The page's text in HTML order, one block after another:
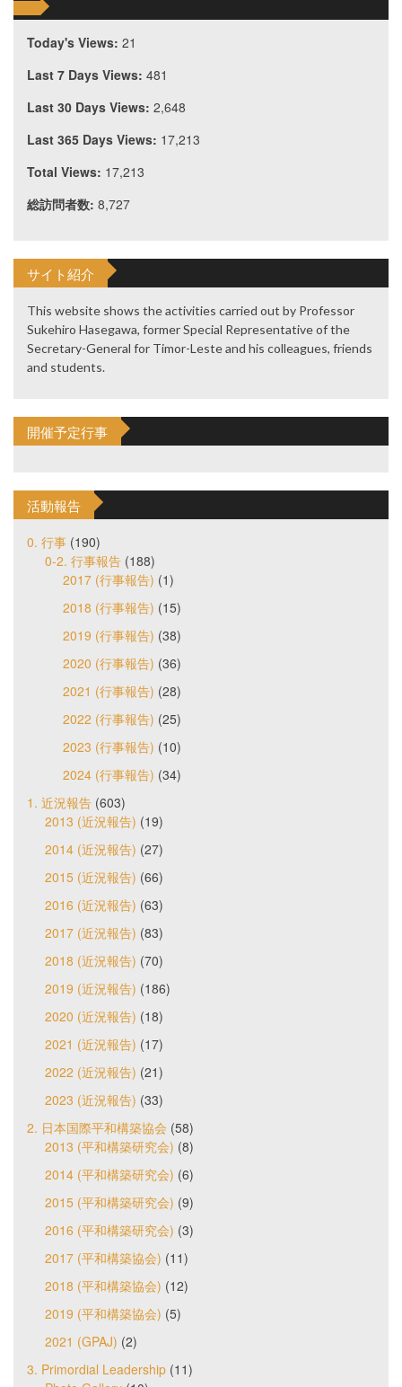
Today's Views: 21
Last 7 Days Views: 481
Last 30 Days Views: 2,648
Last 365 Days Views: 17,213
Total Views: 17,213
総訪問者数: 8,727
サイト紹介
This website shows the activities carried out by Professor
Sukehiro Hasegawa, former Special Representative of the
Secretary-General for Timor-Leste and his colleagues, friends
and students.
開催予定行事
活動報告
0. 行事 (190)
0-2. 行事報告 (188)
2017 (行事報告) (1)
2018 (行事報告) (15)
2019 (行事報告) (38)
2020 (行事報告) (36)
2021 (行事報告) (28)
2022 (行事報告) (25)
2023 (行事報告) (10)
2024 (行事報告) (34)
1. 近況報告 (603)
2013 (近況報告) (19)
2014 (近況報告) (27)
2015 (近況報告) (66)
2016 (近況報告) (63)
2017 (近況報告) (83)
2018 (近況報告) (70)
2019 (近況報告) (186)
2020 (近況報告) (18)
2021 (近況報告) (17)
2022 (近況報告) (21)
2023 (近況報告) (33)
2. 日本国際平和構築協会 (58)
2013 (平和構築研究会) (8)
2014 (平和構築研究会) (6)
2015 (平和構築研究会) (9)
2016 (平和構築研究会) (3)
2017 (平和構築協会) (11)
2018 (平和構築協会) (12)
2019 (平和構築協会) (5)
2021 (GPAJ) (2)
3. Primordial Leadership (11)